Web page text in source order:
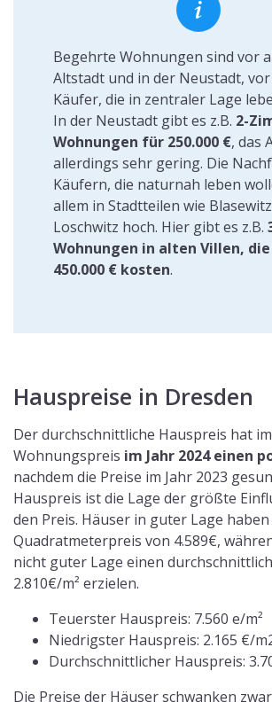
Begehrte Wohnungen sind vor
Altstadt und in der Neustadt,
Käufer, die in zentraler Lage
In der Neustadt gibt es z.B. 2-
Wohnungen für 250.000 €, das
allerdings sehr gering. Die
Käufern, die naturnah leben
allem in Stadtteilen wie Blasewitz und
Loschwitz hoch. Hier gibt es z.B.
Wohnungen in alten Villen,
450.000 € kosten.
Hauspreise in Dresden
Der durchschnittliche Hauspreis hat
Wohnungspreis im Jahr 2024 einen
nachdem die Preise im Jahr 2023
Hauspreis ist die Lage der größte
den Preis. Häuser in guter Lage
Quadratmeterpreis von 4.589€,
nicht guter Lage einen
2.810€/m² erzielen.
Teuerster Hauspreis: 7.560 e/m²
Niedrigster Hauspreis: 2.165 €/
Durchschnittlicher Hauspreis:
Die Preise der Häuser schwanken